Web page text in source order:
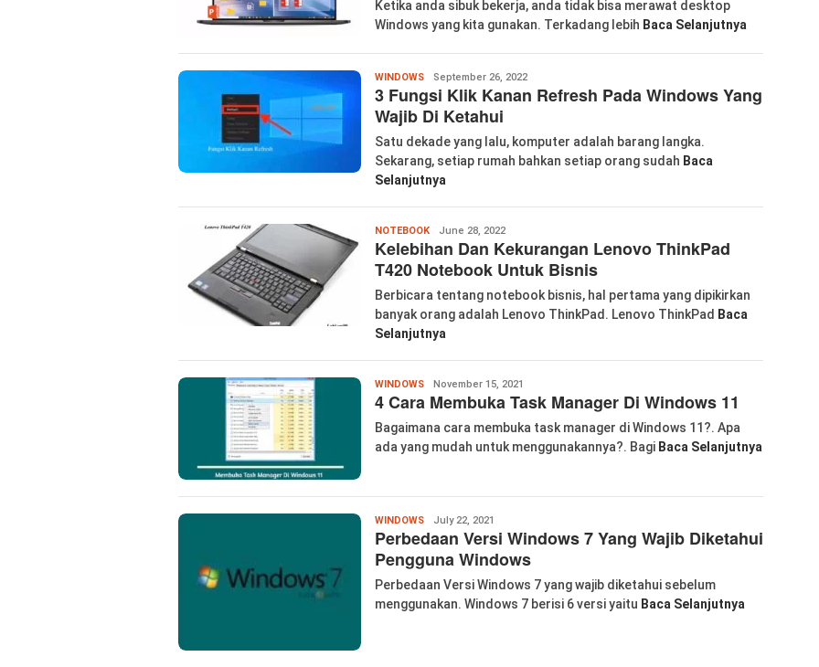
Ketika anda sibuk bekerja, anda tidak bisa merawat desktop
Windows yang kita gunakan. Terkadang lebih Baca Selanjutnya
WINDOWSWanglu
Piao
September 26, 2022
3 Fungsi Klik Kanan Refresh Pada Windows Yang
Wajib Di Ketahui
Satu dekade yang lalu, komputer adalah barang langka.
Sekarang, setiap rumah bahkan setiap orang sudah Baca
Selanjutnya
NOTEBOOKWanglu
Piao
June 28, 2022
Kelebihan Dan Kekurangan Lenovo ThinkPad
T420 Notebook Untuk Bisnis
Berbicara tentang notebook bisnis, hal pertama yang dipikirkan
banyak orang adalah Lenovo ThinkPad. Lenovo ThinkPad Baca
Selanjutnya
WINDOWSWanglu
Piao
November 15, 2021
4 Cara Membuka Task Manager Di Windows 11
Bagaimana cara membuka task manager di Windows 11?. Apa
ada yang mudah untuk menggunakannya?. Bagi Baca Selanjutnya
WINDOWSWanglu
Piao
July 22, 2021
Perbedaan Versi Windows 7 Yang Wajib Diketahui
Pengguna Windows
Perbedaan Versi Windows 7 yang wajib diketahui sebelum
menggunakan. Windows 7 berisi 6 versi yaitu Baca Selanjutnya